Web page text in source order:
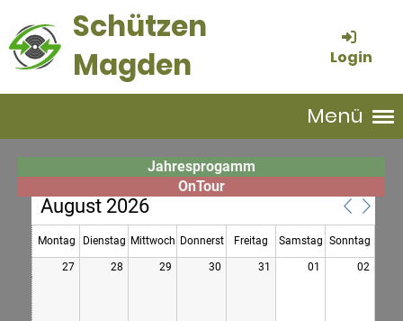
Schützen
Magden
Login
Menü
Jahresprogamm
OnTour
August 2026
Montag Dienstag Mittwoch Donnerst Freitag Samstag Sonntag
27 28 29 30 31 01 02